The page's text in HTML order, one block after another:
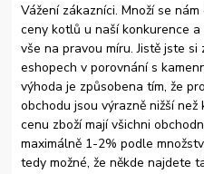
Vážení zákazníci. Množí se
ceny kotlů u naší konkurence
vše na pravou míru. Jistě jste
eshopech v porovnání s
výhoda je způsobena tím, že
obchodu jsou výrazně nižší
cenu zboží mají všichni
maximálně 1-2% podle
tedy možné, že někde najdete